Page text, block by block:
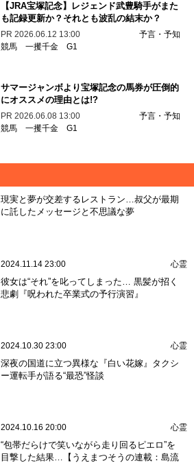
【JRA宝塚記念】レジェンド武豊騎手がまた
も記録更新か？それとも波乱の結末か？
PR 2026.06.12 13:00
予言・予知
競馬 一攫千金 G1
サマージャンボより宝塚記念の馬券が圧倒的
にオススメの理由とは!?
PR 2026.06.08 13:00
予言・予知
競馬 一攫千金 G1
現実と夢が交差するレストラン…叔父が最期
に託したメッセージと不思議な夢
2024.11.14 23:00 心霊
彼女は“それ”を叱ってしまった… 黒髪が招く
悲劇『呪われた卒業式の予行演習』
2024.10.30 23:00 心霊
深夜の国道に立つ異様な『白い花嫁』タクシ
ー運転手が語る“最恐”怪談
2024.10.16 20:00 心霊
“包帯だらけで笑いながら走り回るピエロ”を
目撃した結果…【うえまつそうの連載：島流